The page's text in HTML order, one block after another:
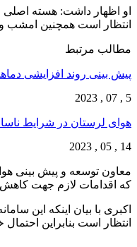
او اظهار داشت: هسته اصلی
انتظار است همچنین امشب
مطالب مرتبط
پیش بینی روند افزایشی
5 , 07 , 2023
هوای لرستان در شرایط
14 , 05 , 2023
معاون توسعه و پیش بینی
که اقدامات لازم جهت
اکبری با بیان اینکه این
انتظار است بنابراین